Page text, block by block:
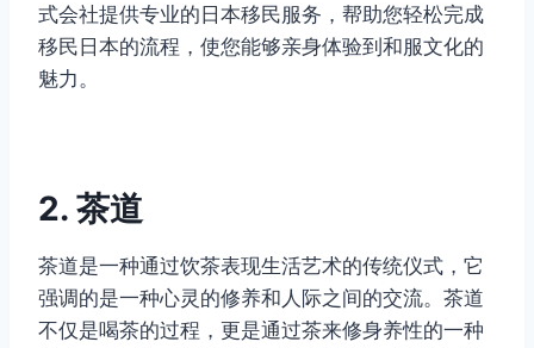
式会社提供专业的日本移民服务，帮助您轻松完成
移民日本的流程，使您能够亲身体验到和服文化的
魅力。
2. 茶道
茶道是一种通过饮茶表现生活艺术的传统仪式，它
强调的是一种心灵的修养和人际之间的交流。茶道
不仅是喝茶的过程，更是通过茶来修身养性的一种